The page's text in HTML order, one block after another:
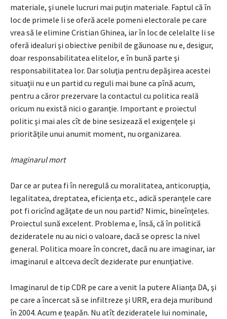
materiale, şi unele lucruri mai puţin materiale. Faptul că în
loc de primele li se oferă acele pomeni electorale pe care
vrea să le elimine Cristian Ghinea, iar în loc de celelalte li se
oferă idealuri şi obiective penibil de găunoase nu e, desigur,
doar responsabilitatea elitelor, e în bună parte şi
responsabilitatea lor. Dar soluţia pentru depăşirea acestei
situaţii nu e un partid cu reguli mai bune ca pînă acum,
pentru a căror prezervare la contactul cu politica reală
oricum nu există nici o garanţie. Important e proiectul
politic şi mai ales cît de bine sesizează el exigenţele şi
priorităţile unui anumit moment, nu organizarea.
Imaginarul mort
Dar ce ar putea fi în neregulă cu moralitatea, anticorupţia,
legalitatea, dreptatea, eficienţa etc., adică speranţele care
pot fi oricînd agăţate de un nou partid? Nimic, bineînţeles.
Proiectul sună excelent. Problema e, însă, că în politică
dezideratele nu au nici o valoare, dacă se opresc la nivel
general. Politica moare în concret, dacă nu are imaginar, iar
imaginarul e altceva decît deziderate pur enunţiative.
Imaginarul de tip CDR pe care a venit la putere Alianţa DA, şi
pe care a încercat să se infiltreze şi URR, era deja muribund
în 2004. Acum e ţeapăn. Nu atît dezideratele lui nominale,